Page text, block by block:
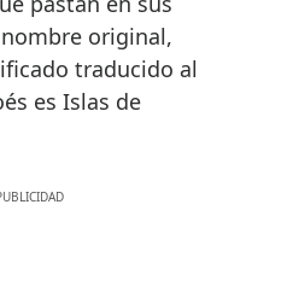
original,
traducido al
es Islas de